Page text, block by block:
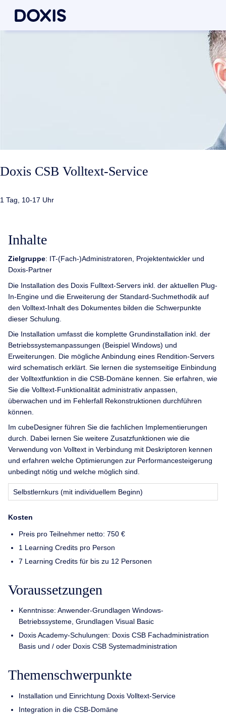
Doxis CSB Volltext-Service
1 Tag, 10-17 Uhr
Inhalte
Zielgruppe: IT-(Fach-)Administratoren, Projektentwickler und
Doxis-Partner
Die Installation des Doxis Fulltext-Servers inkl. der aktuellen Plug-
In-Engine und die Erweiterung der Standard-Suchmethodik auf
den Volltext-Inhalt des Dokumentes bilden die Schwerpunkte
dieser Schulung.
Die Installation umfasst die komplette Grundinstallation inkl. der
Betriebssystemanpassungen (Beispiel Windows) und
Erweiterungen. Die mögliche Anbindung eines Rendition-Servers
wird schematisch erklärt. Sie lernen die systemseitige Einbindung
der Volltextfunktion in die CSB-Domäne kennen. Sie erfahren, wie
Sie die Volltext-Funktionalität administrativ anpassen,
überwachen und im Fehlerfall Rekonstruktionen durchführen
können.
Im cubeDesigner führen Sie die fachlichen Implementierungen
durch. Dabei lernen Sie weitere Zusatzfunktionen wie die
Verwendung von Volltext in Verbindung mit Deskriptoren kennen
und erfahren welche Optimierungen zur Performancesteigerung
unbedingt nötig und welche möglich sind.
Selbstlernkurs (mit individuellem Beginn)
Kosten
Preis pro Teilnehmer netto: 750 €
1 Learning Credits pro Person
7 Learning Credits für bis zu 12 Personen
Voraussetzungen
Kenntnisse: Anwender-Grundlagen Windows-
Betriebssysteme, Grundlagen Visual Basic
Doxis Academy-Schulungen: Doxis CSB Fachadministration
Basis und / oder Doxis CSB Systemadministration
Themenschwerpunkte
Installation und Einrichtung Doxis Volltext-Service
Integration in die CSB-Domäne